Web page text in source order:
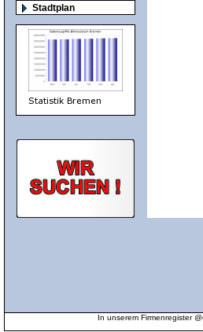
Stadtplan
In unserem Firmenregister